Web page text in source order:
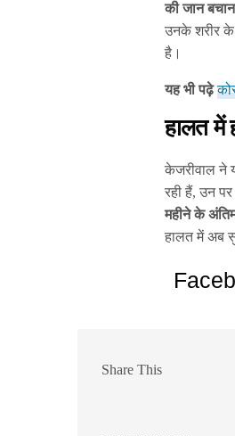
की जान
उनके शरीर के
है।
यह भी पढ़े
हालत में
केजरीवाल ने
रही हैं, उन
महीने के
हालत में अब
Share This